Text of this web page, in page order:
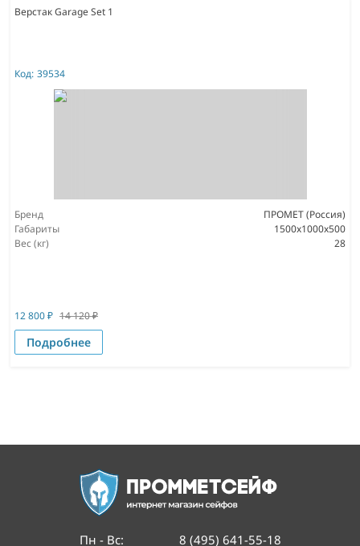
Верстак Garage Set 1
Код: 39534
Бренд
ПРОМЕТ (Россия)
Габариты
1500x1000x500
Вес (кг)
28
12 800₽ 14 120₽
Подробнее
Пн - Вс: 8 (495) 641-55-18